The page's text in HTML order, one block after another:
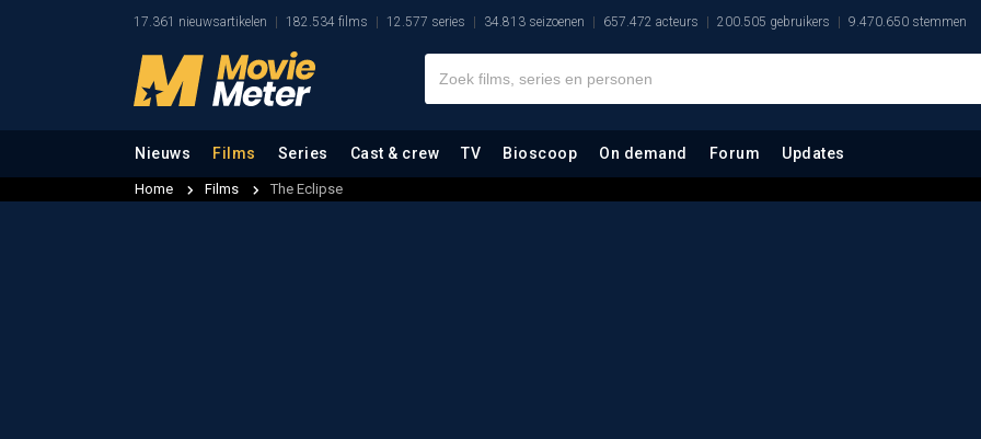
17.361 nieuwsartikelen 182.534 films 12.577 series 34.813 seizoenen 657.472 acteurs 200.505 gebruikers 9.470.650 stemmen
Nieuws Films Series Cast & crew TV Bioscoop On demand Forum Updates
Home Films The Eclipse